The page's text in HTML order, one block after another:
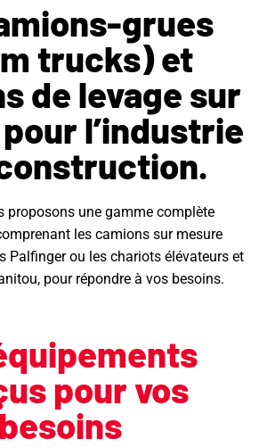
grues
trucks) et
de levage sur
l’industrie
proposons une gamme complète
les camions sur mesure
Palfinger ou les chariots élévateurs et
pour répondre à vos besoins.
pour vos